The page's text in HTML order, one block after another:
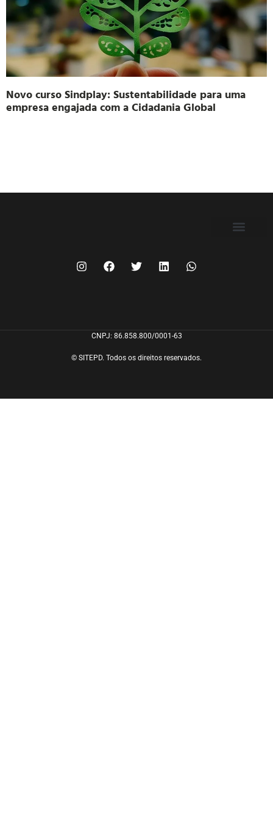
Novo curso Sindplay: Sustentabilidade para uma
empresa engajada com a Cidadania Global
CNPJ: 86.858.800/0001-63
© SITEPD. Todos os direitos reservados.